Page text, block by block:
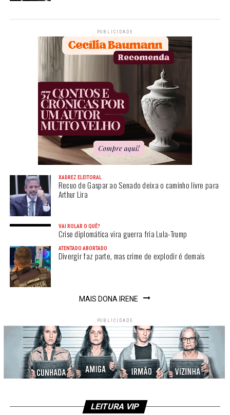
PUBLICIDADE
XADREZ ELEITORAL
Recuo de Gaspar ao Senado deixa o caminho livre para
Arthur Lira
VAI ROLAR O QUÊ?
Crise diplomática vira guerra fria Lula-Trump
ATENTADO ABORTADO
Divergir faz parte, mas crime de explodir é demais
MAIS DONA IRENE
PUBLICIDADE
LEITURA VIP